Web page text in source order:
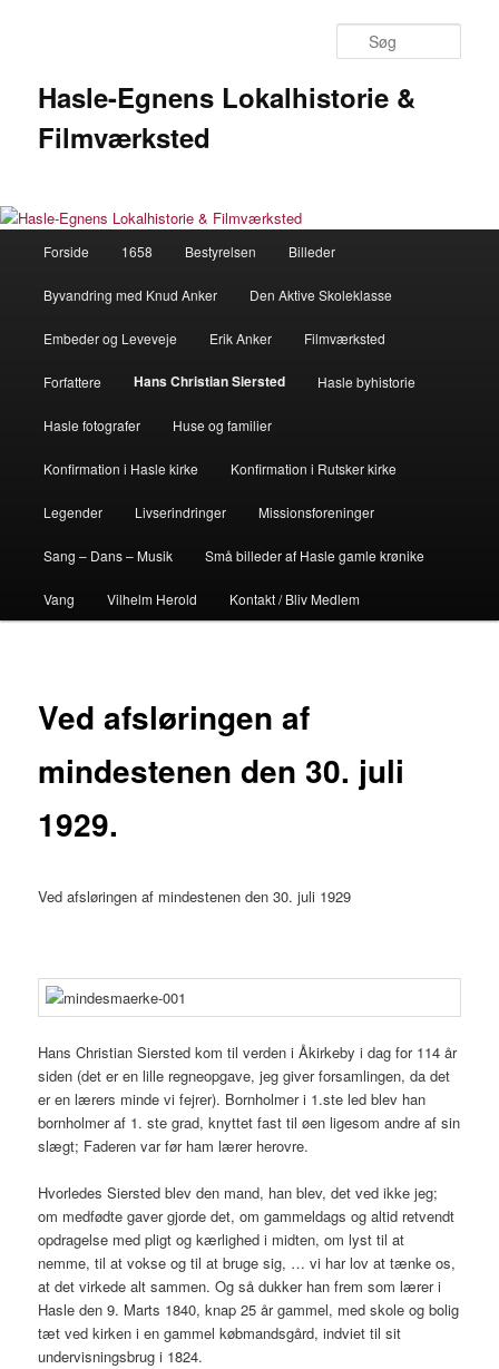
Hasle-Egnens Lokalhistorie &
Filmværksted
Forside 1658 Bestyrelsen Billeder
Byvandring med Knud Anker Den Aktive Skoleklasse
Embeder og Leveveje Erik Anker Filmværksted
Forfattere Hans Christian Siersted Hasle byhistorie
Hasle fotografer Huse og familier
Konfirmation i Hasle kirke Konfirmation i Rutsker kirke
Legender Livserindringer Missionsforeninger
Sang – Dans – Musik Små billeder af Hasle gamle krønike
Vang Vilhelm Herold Kontakt / Bliv Medlem
Ved afsløringen af
mindestenen den 30. juli
1929.
Ved afsløringen af mindestenen den 30. juli 1929
Hans Christian Siersted kom til verden i Åkirkeby i dag for 114 år
siden (det er en lille regneopgave, jeg giver forsamlingen, da det
er en lærers minde vi fejrer). Bornholmer i 1.ste led blev han
bornholmer af 1. ste grad, knyttet fast til øen ligesom andre af sin
slægt; Faderen var før ham lærer herovre.
Hvorledes Siersted blev den mand, han blev, det ved ikke jeg;
om medfødte gaver gjorde det, om gammeldags og altid retvendt
opdragelse med pligt og kærlighed i midten, om lyst til at
nemme, til at vokse og til at bruge sig, … vi har lov at tænke os,
at det virkede alt sammen. Og så dukker han frem som lærer i
Hasle den 9. Marts 1840, knap 25 år gammel, med skole og bolig
tæt ved kirken i en gammel købmandsgård, indviet til sit
undervisningsbrug i 1824.